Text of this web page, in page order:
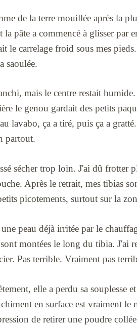
de la terre mouillée après la
pâte a commencé à glisser par
le carrelage froid sous mes
saoulée.
mais le centre restait
le genou gardait des petits
lavabo, ça a tiré, puis ça a
partout.
sécher trop loin. J'ai dû frotter
Après le retrait, mes tibias
picotements, surtout sur la
peau déjà irritée par le
montées le long du tibia. J'ai
Pas terrible. Vraiment pas
elle a perdu sa souplesse
en surface est vraiment le
de retirer une poudre